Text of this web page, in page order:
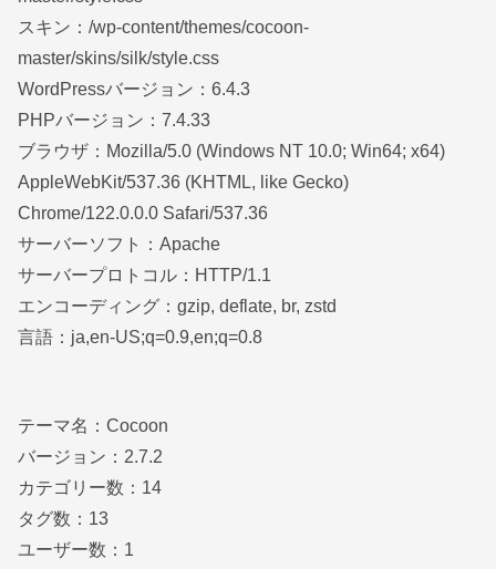
スキン：/wp-content/themes/cocoon-
master/skins/silk/style.css
WordPressバージョン：6.4.3
PHPバージョン：7.4.33
ブラウザ：Mozilla/5.0 (Windows NT 10.0; Win64; x64)
AppleWebKit/537.36 (KHTML, like Gecko)
Chrome/122.0.0.0 Safari/537.36
サーバーソフト：Apache
サーバープロトコル：HTTP/1.1
エンコーディング：gzip, deflate, br, zstd
言語：ja,en-US;q=0.9,en;q=0.8
テーマ名：Cocoon
バージョン：2.7.2
カテゴリー数：14
タグ数：13
ユーザー数：1